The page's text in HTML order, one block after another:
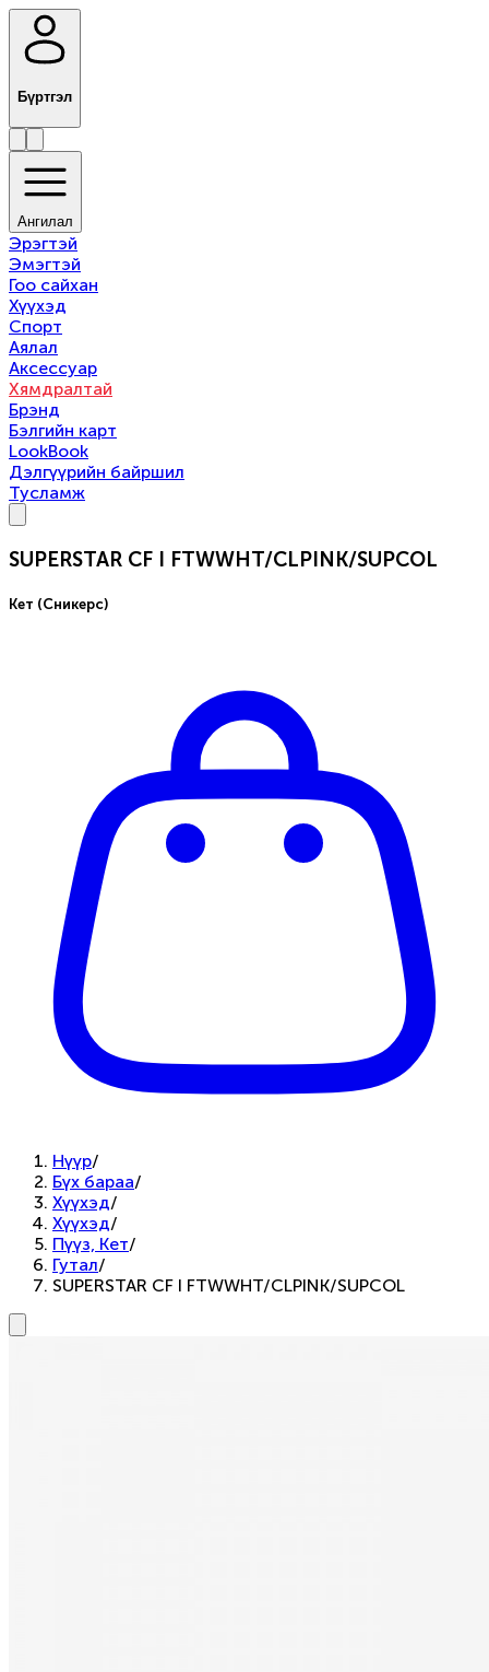
Бүртгэл
Ангилал
Эрэгтэй
Эмэгтэй
Гоо сайхан
Хүүхэд
Спорт
Аялал
Аксессуар
Хямдралтай
Брэнд
Бэлгийн карт
LookBook
Дэлгүүрийн байршил
Тусламж
SUPERSTAR CF I FTWWHT/CLPINK/SUPCOL
Кет (Сникерс)
Нүүр/
Бүх бараа/
Хүүхэд/
Хүүхэд/
Пүүз, Кет/
Гутал/
SUPERSTAR CF I FTWWHT/CLPINK/SUPCOL